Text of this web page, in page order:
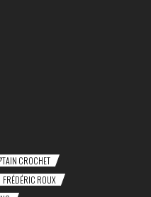
CROCHET
FRÉDÉRIC ROUX